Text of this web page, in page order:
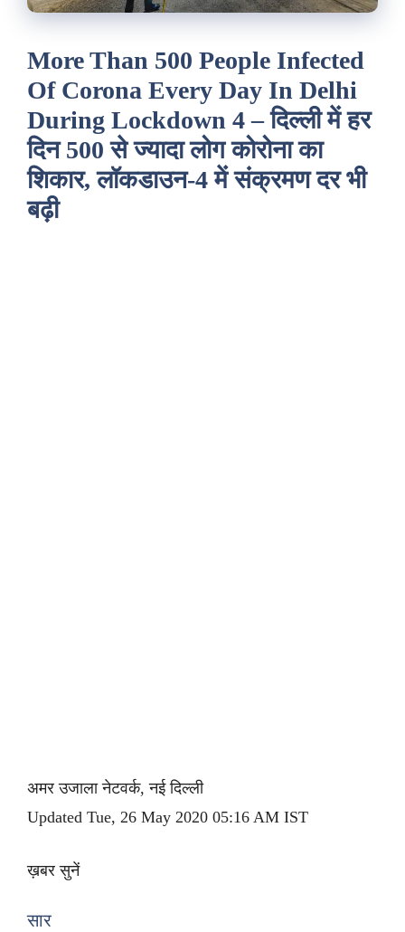
More Than 500 People Infected
Of Corona Every Day In Delhi
During Lockdown 4 – दिल्ली में हर
दिन 500 से ज्यादा लोग कोरोना का
शिकार, लॉकडाउन-4 में संक्रमण दर भी
बढ़ी
अमर उजाला नेटवर्क, नई दिल्ली
Updated Tue, 26 May 2020 05:16 AM IST
ख़बर सुनें
सार